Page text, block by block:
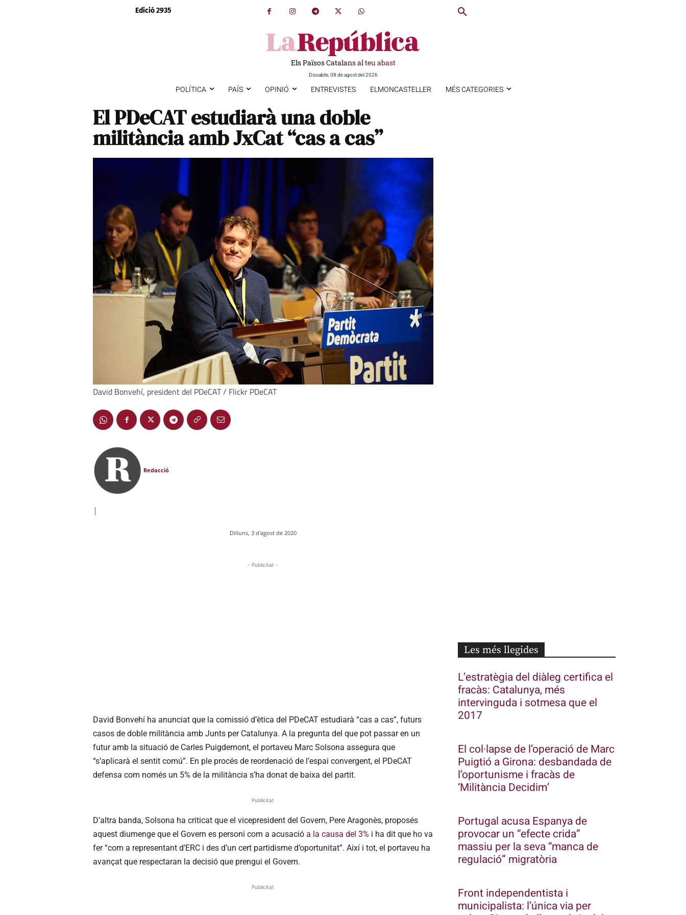
Edició 2935
Els Països Catalans al teu abast
Dissabte, 08 de agost del 2026
POLÍTICA PAÍS OPINIÓ ENTREVISTES ELMONCASTELLER MÉS CATEGORIES
El PDeCAT estudiarà una doble
militància amb JxCat “cas a cas”
David Bonvehí, president del PDeCAT / Flickr PDeCAT
Redacció
|
Dilluns, 3 d'agost de 2020
- Publicitat -
David Bonvehí ha anunciat que la comissió d’ètica del PDeCAT estudiarà “cas a cas”, futurs
casos de doble militància amb Junts per Catalunya. A la pregunta del que pot passar en un
futur amb la situació de Carles Puigdemont, el portaveu Marc Solsona assegura que
“s’aplicarà el sentit comú”. En ple procés de reordenació de l’espai convergent, el PDeCAT
defensa com només un 5% de la militància s’ha donat de baixa del partit.
Publicitat
D’altra banda, Solsona ha criticat que el vicepresident del Govern, Pere Aragonès, proposés
aquest diumenge que el Govern es personi com a acusació a la causa del 3% i ha dit que ho va
fer “com a representant d’ERC i des d’un cert partidisme d’oportunitat”. Així i tot, el portaveu ha
avançat que respectaran la decisió que prengui el Govern.
Publicitat
Les més llegides
L’estratègia del diàleg certifica el
fracàs: Catalunya, més
intervinguda i sotmesa que el
2017
El col·lapse de l’operació de Marc
Puigtió a Girona: desbandada de
l’oportunisme i fracàs de
‘Militància Decidim’
Portugal acusa Espanya de
provocar un “efecte crida”
massiu per la seva “manca de
regulació” migratòria
Front independentista i
municipalista: l’única via per